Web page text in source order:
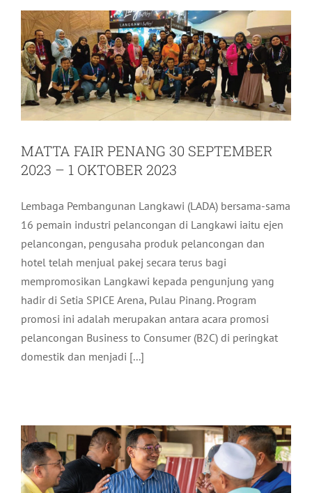
MATTA FAIR PENANG 30 SEPTEMBER
2023 – 1 OKTOBER 2023
Lembaga Pembangunan Langkawi (LADA) bersama-sama
16 pemain industri pelancongan di Langkawi iaitu ejen
pelancongan, pengusaha produk pelancongan dan
hotel telah menjual pakej secara terus bagi
mempromosikan Langkawi kepada pengunjung yang
hadir di Setia SPICE Arena, Pulau Pinang. Program
promosi ini adalah merupakan antara acara promosi
pelancongan Business to Consumer (B2C) di peringkat
domestik dan menjadi [...]
PROGRAM SANTAI BERSAMA